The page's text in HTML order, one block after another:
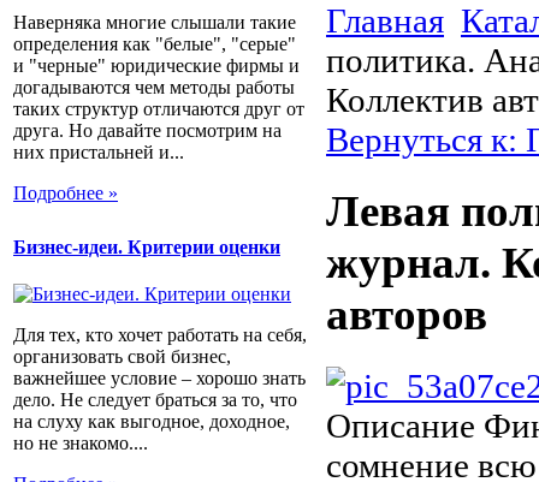
Наверняка многие слышали такие
определения как "белые", "серые"
и "черные" юридические фирмы и
догадываются чем методы работы
таких структур отличаются друг от
друга. Но давайте посмотрим на
них пристальней и...
Подробнее »
Бизнес-идеи. Критерии оценки
Для тех, кто хочет работать на себя,
организовать свой бизнес,
важнейшее условие – хорошо знать
дело. Не следует браться за то, что
на слуху как выгодное, доходное,
но не знакомо....
Главная
политика.
Коллектив
Вернуться к:
Левая
журнал.
авторов
Описание
сомнение